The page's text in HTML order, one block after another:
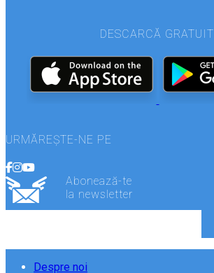
DESCARCĂ GRATUIT
URMĂREȘTE-NE PE
Abonează-te
la newsletter
Despre noi